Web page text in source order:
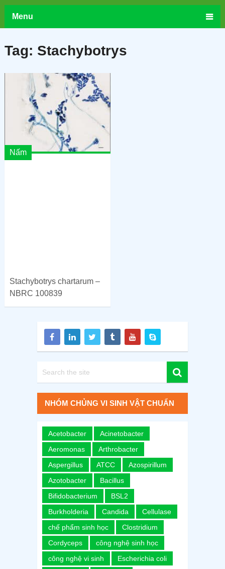
Menu
Tag: Stachybotrys
Nấm
Stachybotrys chartarum –
NBRC 100839
NHÓM CHỦNG VI SINH VẬT CHUẨN
Acetobacter
Acinetobacter
Aeromonas
Arthrobacter
Aspergillus
ATCC
Azospirillum
Azotobacter
Bacillus
Bifidobacterium
BSL2
Burkholderia
Candida
Cellulase
chế phẩm sinh học
Clostridium
Cordyceps
công nghệ sinh học
công nghệ vi sinh
Escherichia coli